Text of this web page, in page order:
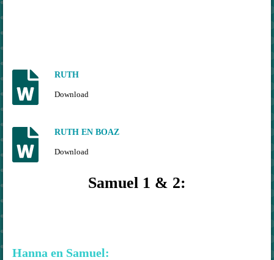
RUTH
Download
RUTH EN BOAZ
Download
Samuel 1 & 2:
Hanna en Samuel: